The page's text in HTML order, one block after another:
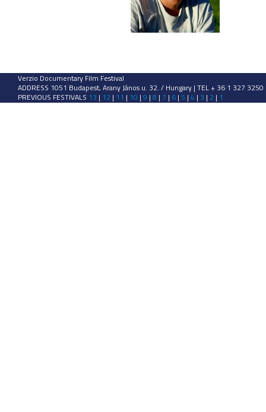
Verzio Documentary Film Festival
ADDRESS 1051 Budapest, Arany János u. 32. / Hungary | TEL + 36 1 327
PREVIOUS FESTIVALS 13 | 12 | 11 | 10 | 9 | 8 | 7 | 6 | 5 | 4 | 3 | 2 | 1